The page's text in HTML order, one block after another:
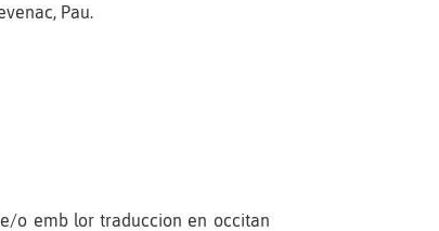
Pau.
o emb lor traduccion en occitan